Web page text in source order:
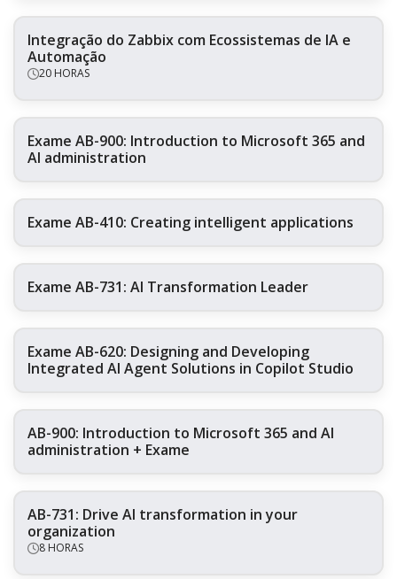
Integração do Zabbix com Ecossistemas de IA e
Automação
20 HORAS
Exame AB-900: Introduction to Microsoft 365 and
AI administration
Exame AB-410: Creating intelligent applications
Exame AB-731: AI Transformation Leader
Exame AB-620: Designing and Developing
Integrated AI Agent Solutions in Copilot Studio
AB-900: Introduction to Microsoft 365 and AI
administration + Exame
AB-731: Drive AI transformation in your
organization
8 HORAS